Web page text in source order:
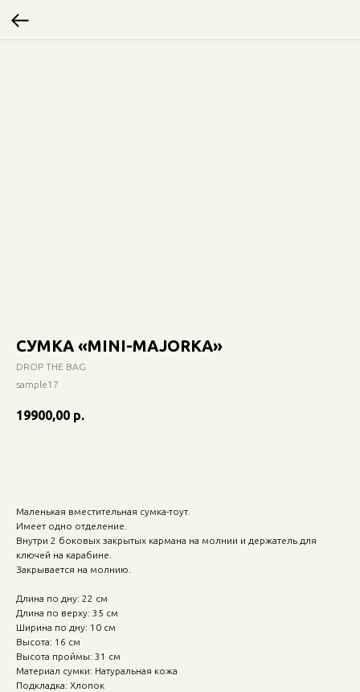
СУМКА «MINI-MAJORKA»
DROP THE BAG
sample17
19900,00 р.
Маленькая вместительная сумка-тоут.
Имеет одно отделение.
Внутри 2 боковых закрытых кармана на молнии и держатель для
ключей на карабине.
Закрывается на молнию.
Длина по дну: 22 см
Длина по верху: 35 см
Ширина по дну: 10 см
Высота: 16 см
Высота проймы: 31 см
Материал сумки: Натуральная кожа
Подкладка: Хлопок